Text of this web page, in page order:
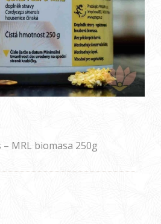
– MRL biomasa 250g